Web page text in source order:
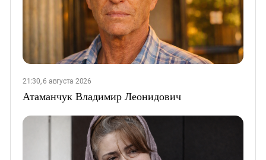
21:30, 6 августа 2026
Атаманчук Владимир Леонидович